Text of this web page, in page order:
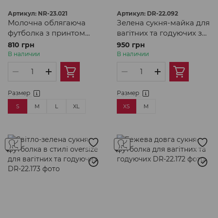
Артикул: NR-23.021
Молочна облягаюча
футболка з принтом
птахи для вагітних та
годуючих
810 грн
В наличии
Размер
S M L XL
Артикул: DR-22.092
Зелена сукня-майка для
вагітних та годуючих з
трикотажу
950 грн
В наличии
Размер
XS M